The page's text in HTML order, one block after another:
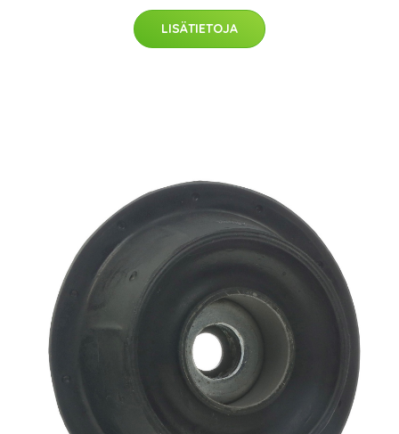
LISÄTIETOJA